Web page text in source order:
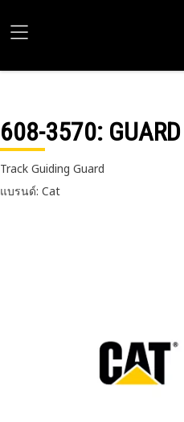
608-3570:
Track Guiding Guard
แบรนด์: Cat